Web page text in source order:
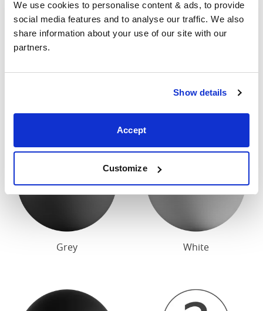
We use cookies to personalise content & ads, to provide
social media features and to analyse our traffic. We also
share information about your use of our site with our
partners.
Show details
Accept
Customize
contacter pour connaître les dimensions exactes de
nos lits.
Finition
Notre finition en bois standard est cerise foncée ou
Grey White